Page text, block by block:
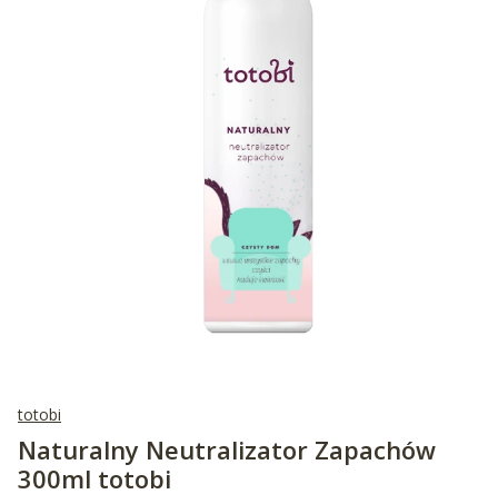
totobi
Naturalny Neutralizator Zapachów
300ml totobi